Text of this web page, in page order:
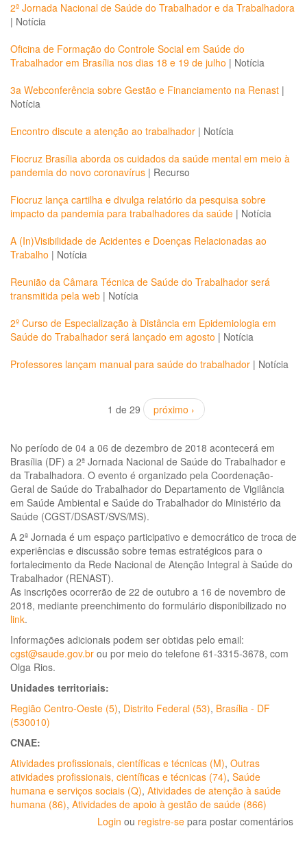
2ª Jornada Nacional de Saúde do Trabalhador e da Trabalhadora
| Notícia
Oficina de Formação do Controle Social em Saúde do
Trabalhador em Brasília nos dias 18 e 19 de julho | Notícia
3a Webconferência sobre Gestão e Financiamento na Renast |
Notícia
Encontro discute a atenção ao trabalhador | Notícia
Fiocruz Brasília aborda os cuidados da saúde mental em meio à
pandemia do novo coronavírus | Recurso
Fiocruz lança cartilha e divulga relatório da pesquisa sobre
impacto da pandemia para trabalhadores da saúde | Notícia
A (In)Visibilidade de Acidentes e Doenças Relacionadas ao
Trabalho | Notícia
Reunião da Câmara Técnica de Saúde do Trabalhador será
transmitida pela web | Notícia
2º Curso de Especialização à Distância em Epidemiologia em
Saúde do Trabalhador será lançado em agosto | Notícia
Professores lançam manual para saúde do trabalhador | Notícia
1 de 29 próximo ›
No período de 04 a 06 de dezembro de 2018 acontecerá em
Brasília (DF) a 2ª Jornada Nacional de Saúde do Trabalhador e
da Trabalhadora. O evento é organizado pela Coordenação-
Geral de Saúde do Trabalhador do Departamento de Vigilância
em Saúde Ambiental e Saúde do Trabalhador do Ministério da
Saúde (CGST/DSAST/SVS/MS).
A 2ª Jornada é um espaço participativo e democrático de troca de
experiências e discussão sobre temas estratégicos para o
fortalecimento da Rede Nacional de Atenção Integral à Saúde do
Trabalhador (RENAST).
As inscrições ocorrerão de 22 de outubro a 16 de novembro de
2018, mediante preenchimento do formulário disponibilizado no
link.
Informações adicionais podem ser obtidas pelo email:
cgst@saude.gov.br ou por meio do telefone 61-3315-3678, com
Olga Rios.
Unidades territoriais:
Região Centro-Oeste (5), Distrito Federal (53), Brasília - DF
(530010)
CNAE:
Atividades profissionais, científicas e técnicas (M), Outras
atividades profissionais, científicas e técnicas (74), Saúde
humana e serviços sociais (Q), Atividades de atenção à saúde
humana (86), Atividades de apoio à gestão de saúde (866)
Login ou registre-se para postar comentários